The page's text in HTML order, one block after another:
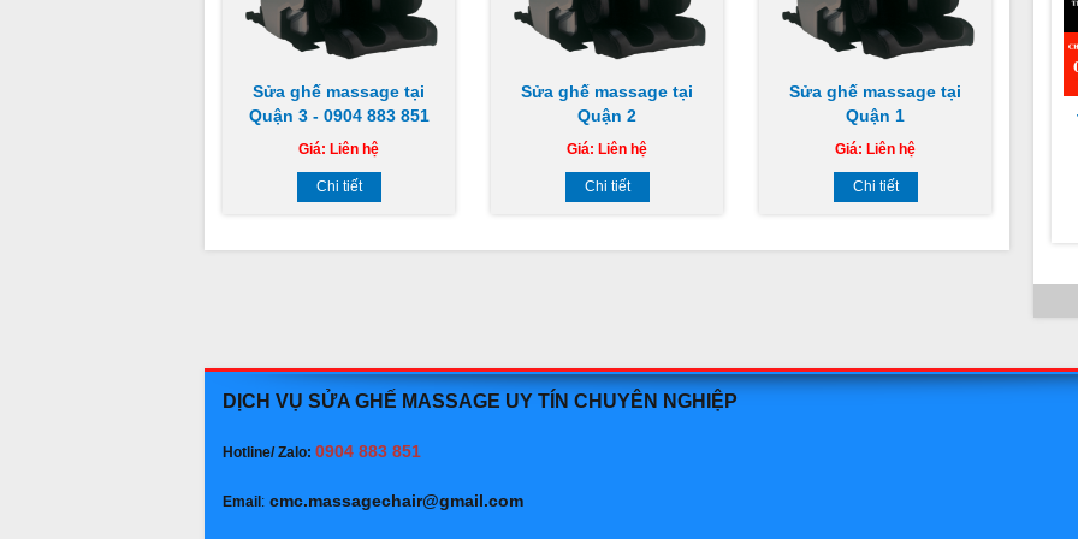
Sửa ghế massage tại
Quận 3 - 0904 883 851
Giá:Liên hệ
Chi tiết
Sửa ghế massage tại
Quận 2
Giá:Liên hệ
Chi tiết
Sửa ghế massage tại
Quận 1
Giá:Liên hệ
Chi tiết
DỊCH VỤ SỬA GHẾ MASSAGE UY TÍN CHUYÊN NGHIỆP
Hotline/ Zalo: 0904 883 851
Email : cmc.massagechair@gmail.com